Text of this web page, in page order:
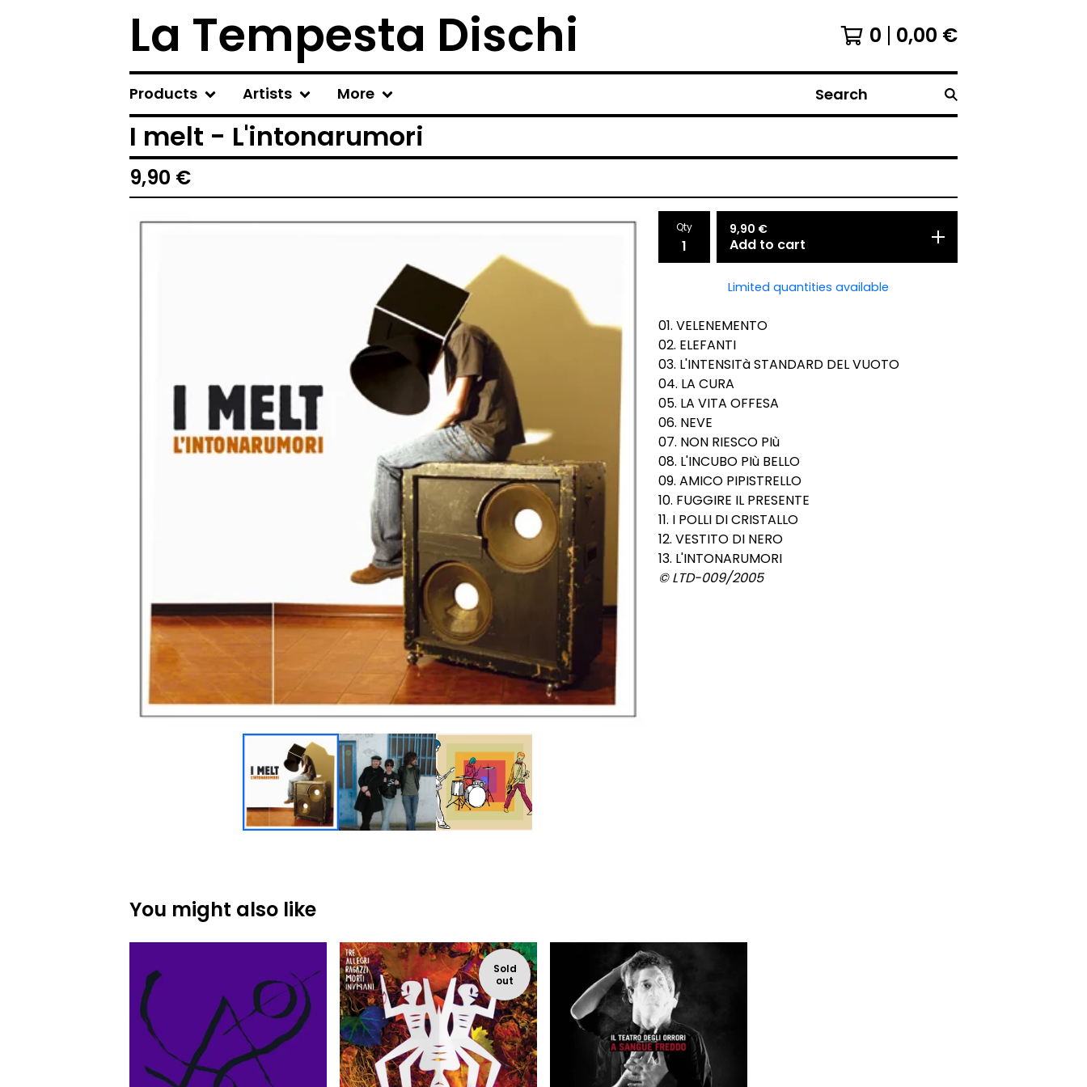
La Tempesta Dischi 0 0,00 €
Products Artists More Search
I melt - L'intonarumori
9,90 €
Qty 9,90 €
Add to cart
Limited quantities available
01. VELENEMENTO
02. ELEFANTI
03. L'INTENSITà STANDARD DEL VUOTO
04. LA CURA
05. LA VITA OFFESA
06. NEVE
07. NON RIESCO PIù
08. L'INCUBO PIù BELLO
09. AMICO PIPISTRELLO
10. FUGGIRE IL PRESENTE
11. I POLLI DI CRISTALLO
12. VESTITO DI NERO
13. L'INTONARUMORI
© LTD-009/2005
You might also like
Sold
out